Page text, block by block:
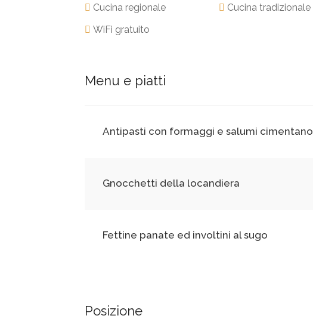
Cucina regionale
Cucina tradizionale
WiFi gratuito
Menu e piatti
Antipasti con formaggi e salumi cimentano
Gnocchetti della locandiera
Fettine panate ed involtini al sugo
Posizione